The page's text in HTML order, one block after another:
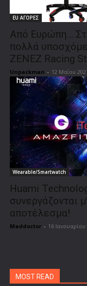
EU ΑΓΟΡΕΣ
Από Ευρώπη…
πολλά
ZENEZ Racing
Unpackman - 12 Μαΐου
Wearable/Smartwatch
Huami
συνεργάζονται
αποτέλεσμα!
Maddoctor - 16 Ιανουαρίου
MOST READ